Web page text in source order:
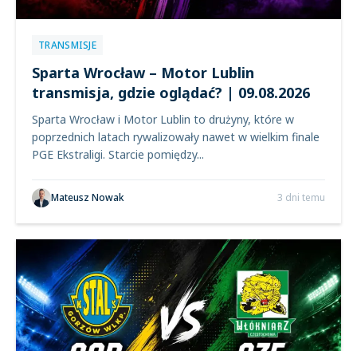
TRANSMISJE
Sparta Wrocław – Motor Lublin
transmisja, gdzie oglądać? | 09.08.2026
Sparta Wrocław i Motor Lublin to drużyny, które w
poprzednich latach rywalizowały nawet w wielkim finale
PGE Ekstraligi. Starcie pomiędzy...
Mateusz Nowak 3 dni temu